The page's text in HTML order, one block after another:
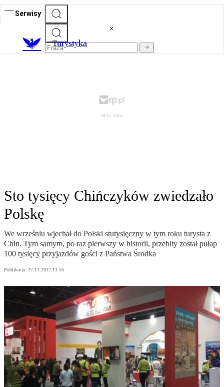
Serwisy
Turystyka
Sto tysięcy Chińczyków zwiedzało
Polskę
We wrześniu wjechał do Polski stutysięczny w tym roku turysta z
Chin. Tym samym, po raz pierwszy w historii, przebity został pułap
100 tysięcy przyjazdów gości z Państwa Środka
Publikacja: 27.11.2017 11:55